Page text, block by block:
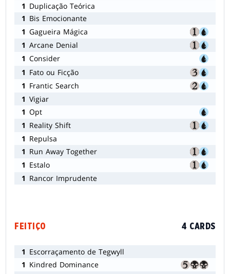
1 Duplicação Teórica
1 Bis Emocionante
1 Gagueira Mágica
1 Arcane Denial
1 Consider
1 Fato ou Ficção
1 Frantic Search
1 Vigiar
1 Opt
1 Reality Shift
1 Repulsa
1 Run Away Together
1 Estalo
1 Rancor Imprudente
FEITIÇO 4 CARDS
1 Escorraçamento de Tegwyll
1 Kindred Dominance